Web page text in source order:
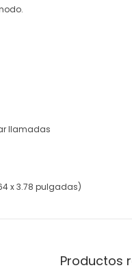
llamadas
x 3.78 pulgadas)
Productos